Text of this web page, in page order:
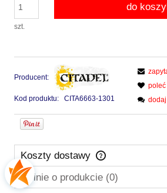
szt.
do
Producent:
Kod produktu: CITA6663-1301
poleć
Koszty dostawy
Cena nie zawiera ewentualnych kosztów
Opinie o produkcie (0)